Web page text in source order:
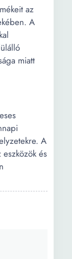
az
A
miatt
A
és